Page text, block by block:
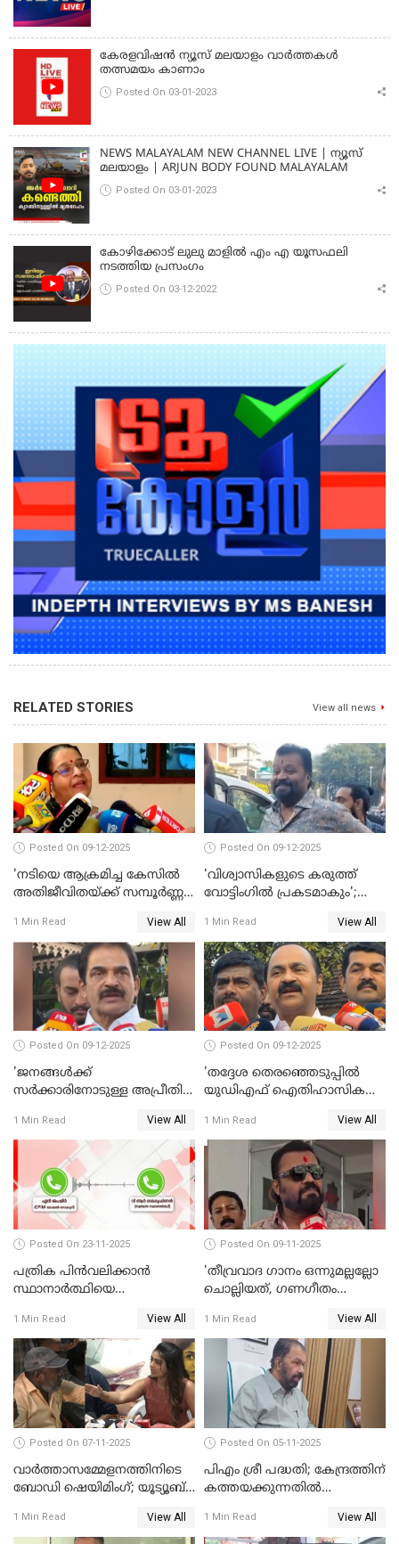
കേരളവിഷൻ ന്യൂസ് മലയാളം വാർത്തകൾ
തത്സമയം കാണാം
Posted On 03-01-2023
NEWS MALAYALAM NEW CHANNEL LIVE | ന്യൂസ്
മലയാളം | ARJUN BODY FOUND MALAYALAM
Posted On 03-01-2023
കോഴിക്കോട് ലുലു മാളിൽ എം എ യൂസഫലി
നടത്തിയ പ്രസംഗം
Posted On 03-12-2022
RELATED STORIES View all news
Posted On 09-12-2025
'നടിയെ ആക്രമിച്ച കേസില്‍
അതിജീവിതയ്ക്ക് സമ്പൂര്‍ണ്ണ
MLA WATCH VIDEO
1 Min Read View All
Posted On 09-12-2025
'വിശ്വാസികളുടെ കരുത്ത്
വോട്ടിംഗില്‍ പ്രകടമാകും';
1 Min Read View All
Posted On 09-12-2025
'ജനങ്ങള്‍ക്ക്
സര്‍ക്കാരിനോടുള്ള അപ്രീതി
പ്രതിഫലിക്കും'; കെ.സി
വേണുഗോപാല്‍ WATCH
1 Min Read View All
Posted On 09-12-2025
'തദ്ദേശ തെരഞ്ഞെടുപ്പില്‍
യുഡിഎഫ് ഐതിഹാസിക
സതീശന്‍ WATCH VIDEO
1 Min Read View All
Posted On 23-11-2025
പത്രിക പിന്‍വലിക്കാന്‍
സ്ഥാനാര്‍ത്ഥിയെ
WATCH VIDEO
1 Min Read View All
Posted On 09-11-2025
'തീവ്രവാദ ഗാനം ഒന്നുമല്ലല്ലോ
ചൊല്ലിയത്, ഗണഗീതം
ഭാഗം'; സുരേഷ് ഗോപി WATCH
VIDEO
1 Min Read View All
Posted On 07-11-2025
വാർത്താസമ്മേളനത്തിനിടെ
ബോഡി ഷെയിമിംഗ്; യൂട്യൂബ്
മറുപടിയുമായി ഗൗരി കിഷന്‍
1 Min Read View All
Posted On 05-11-2025
പിഎം ശ്രീ പദ്ധതി; കേന്ദ്രത്തിന്
കത്തയക്കുന്നതില്‍
വി.ശിവന്‍കുട്ടി WATCH VIDEO
1 Min Read View All